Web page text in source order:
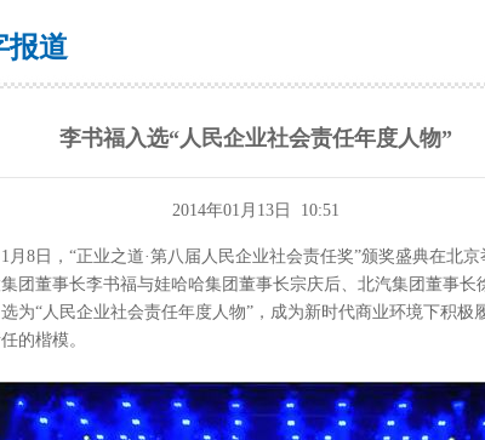
报道
李书福入选“人民企业社会责任年度人物”
2014年01月13日 10:51
8日，“正业之道·第八届人民企业社会责任奖”颁奖盛典在北京
团董事长李书福与娃哈哈集团董事长宗庆后、北汽集团董事长
为“人民企业社会责任年度人物”，成为新时代商业环境下积极
的楷模。